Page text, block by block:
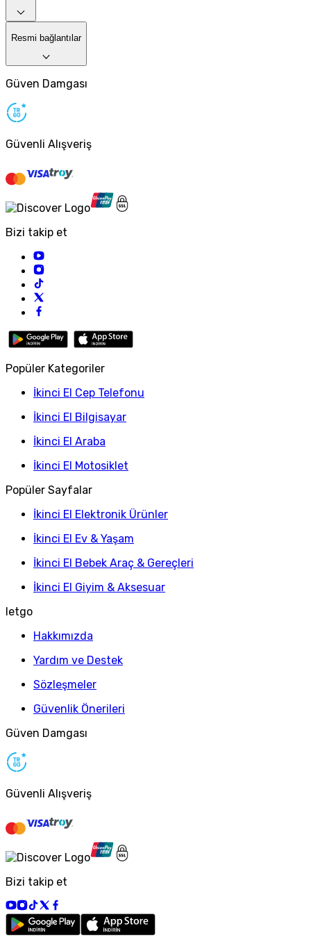
Resmi bağlantılar
Güven Damgası
Güvenli Alışveriş
Bizi takip et
Popüler Kategoriler
İkinci El Cep Telefonu
İkinci El Bilgisayar
İkinci El Araba
İkinci El Motosiklet
Popüler Sayfalar
İkinci El Elektronik Ürünler
İkinci El Ev & Yaşam
İkinci El Bebek Araç & Gereçleri
İkinci El Giyim & Aksesuar
letgo
Hakkımızda
Yardım ve Destek
Sözleşmeler
Güvenlik Önerileri
Güven Damgası
Güvenli Alışveriş
Bizi takip et